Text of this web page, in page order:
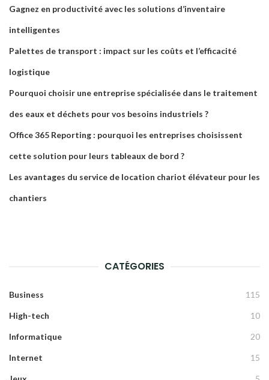
Gagnez en productivité avec les solutions d’inventaire
intelligentes
Palettes de transport : impact sur les coûts et l’efficacité
logistique
Pourquoi choisir une entreprise spécialisée dans le traitement
des eaux et déchets pour vos besoins industriels ?
Office 365 Reporting : pourquoi les entreprises choisissent
cette solution pour leurs tableaux de bord ?
Les avantages du service de location chariot élévateur pour les
chantiers
CATÉGORIES
Business 115
High-tech 10
Informatique 20
Internet 15